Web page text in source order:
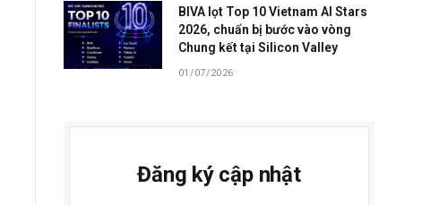
BIVA lọt Top 10 Vietnam AI Stars
2026, chuẩn bị bước vào vòng
Chung kết tại Silicon Valley
01/07/2026
Đăng ký cập nhật